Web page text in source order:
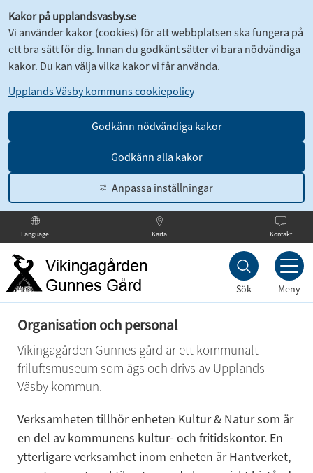
Kakor på upplandsvasby.se
Vi använder kakor (cookies) för att webbplatsen ska fungera på
ett bra sätt för dig. Innan du godkänt sätter vi bara nödvändiga
kakor. Du kan välja vilka kakor vi får använda.
Upplands Väsby kommuns cookiepolicy
Godkänn nödvändiga kakor
Godkänn alla kakor
Anpassa inställningar
Till
innehållet
Language Karta Kontakt
Sök Meny
Organisation och personal
Vikingagården Gunnes gård är ett kommunalt
friluftsmuseum som ägs och drivs av Upplands
Väsby kommun.
Verksamheten tillhör enheten Kultur & Natur som är
en del av kommunens kultur- och fritidskontor. En
ytterligare verksamhet inom enheten är Hantverket,